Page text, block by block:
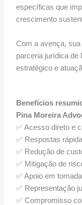
específicas que
crescimento
Com a avença,
parceria jurídica de
estratégico e
Benefícios
Pina Moreira
✅ Acesso direto e
✅ Respostas
✅ Redução de
✅ Mitigação de
✅ Apoio em
✅ Representação
✅ Compromisso